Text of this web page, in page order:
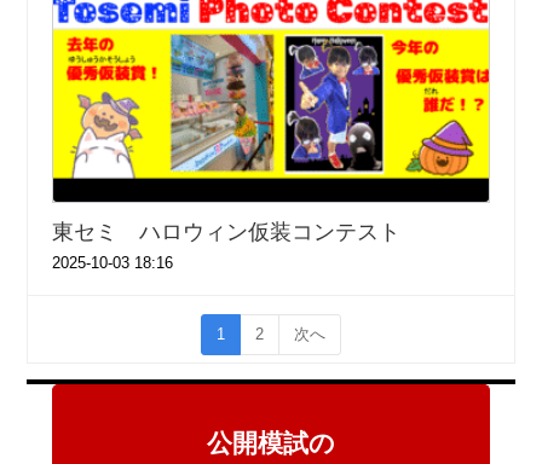
東セミ ハロウィン仮装コンテスト
2025-10-03 18:16
1 2 次へ
公開模試の